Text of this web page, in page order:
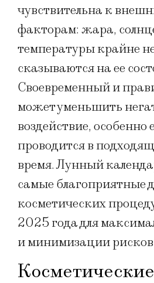
чувствительна к
факторам: жара,
температуры крайне
сказываются на ее
Своевременный и
может уменьшить
воздействие, особенно
проводится в
время. Лунный
самые благоприятные
косметических
2025 года для
и минимизации
Косметические